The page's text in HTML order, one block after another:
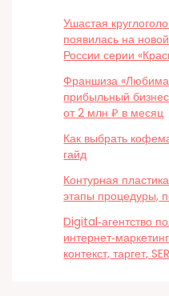
Ушастая
появилась на
России серии
Франшиза
прибыльный
от 2 млн ₽ в месяц
Как выбрать
гайд
Контурная
этапы процедуры,
Digital‑агентство
контекст, таргет,